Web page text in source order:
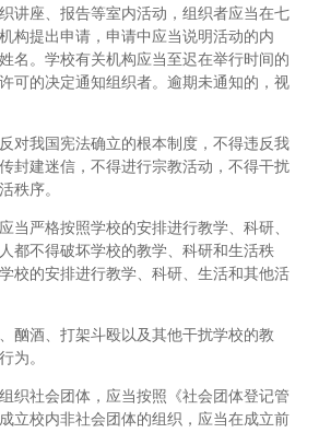
讲座、报告等室内活动，组织者应当在七
构提出申请，申请中应当说明活动的内
名。学校有关机构应当至迟在举行时间的
可的决定通知组织者。逾期未通知的，视
对我国宪法确立的根本制度，不得违反我
封建迷信，不得进行宗教活动，不得干扰
秩序。
当严格按照学校的安排进行教学、科研、
都不得破坏学校的教学、科研和生活秩
校的安排进行教学、科研、生活和其他活
酗酒、打架斗殴以及其他干扰学校的教
为。
织社会团体，应当按照《社会团体登记管
立校内非社会团体的组织，应当在成立前